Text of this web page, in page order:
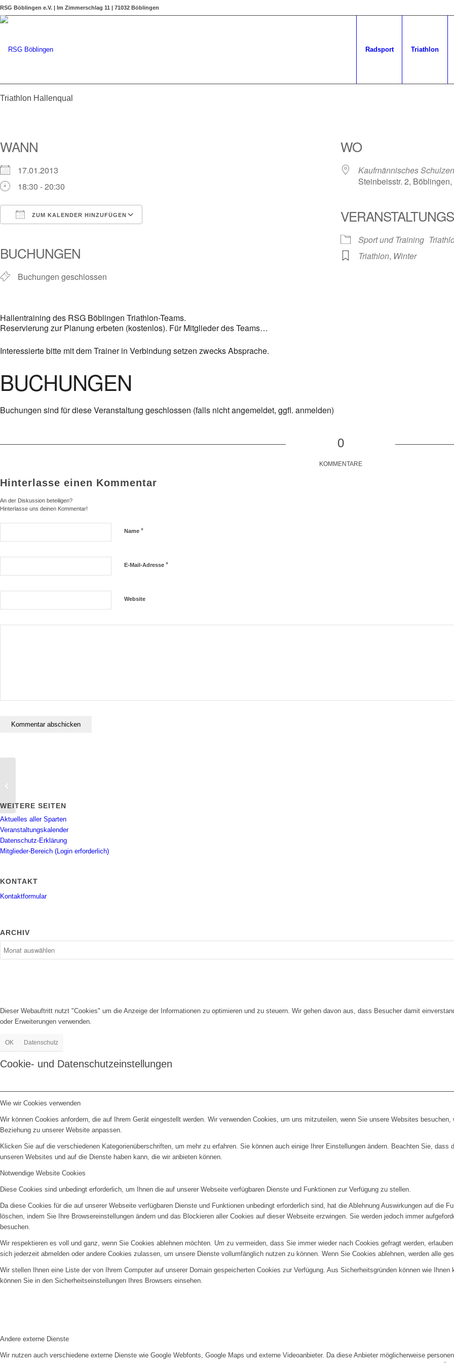
RSG Böblingen e.V. | Im Zimmerschlag 11 | 71032 Böblingen
Radsport Triathlon
Triathlon Hallenqual
WANN
17.01.2013
18:30 - 20:30
ZUM KALENDER HINZUFÜGEN
BUCHUNGEN
Buchungen geschlossen
WO
Kaufmännisches
Steinbeisstr. 2,
Sport und Training
Triathlon, Winter
Hallentraining des RSG Böblingen Triathlon-Teams.
Reservierung zur Planung erbeten (kostenlos). Für Mitglieder des Teams…
Interessierte bitte mit dem Trainer in Verbindung setzen zwecks Absprache.
BUCHUNGEN
Buchungen sind für diese Veranstaltung geschlossen (falls nicht angemeldet, ggfl. anmelden)
0
KOMMENTARE
Hinterlasse einen Kommentar
An der Diskussion beteiligen?
Hinterlasse uns deinen Kommentar!
Name *
E-Mail-Adresse *
Website
WEITERE SEITEN
Aktuelles aller Sparten
Veranstaltungskalender
Datenschutz-Erklärung
Mitglieder-Bereich (Login erforderlich)
KONTAKT
Kontaktformular
ARCHIV
Dieser Webauftritt nutzt "Cookies" um die Anzeige der Informationen zu optimieren und zu steuern. Wir gehen davon aus, dass Besucher damit
oder Erweiterungen verwenden.
OK Datenschutz
Cookie- und Datenschutzeinstellungen
Wie wir Cookies verwenden
Wir können Cookies anfordern, die auf Ihrem Gerät eingestellt werden. Wir verwenden Cookies, um uns mitzuteilen, wenn Sie unsere Websites
Beziehung zu unserer Website anpassen.
Klicken Sie auf die verschiedenen Kategorienüberschriften, um mehr zu erfahren. Sie können auch einige Ihrer Einstellungen ändern. Beachten Sie,
unseren Websites und auf die Dienste haben kann, die wir anbieten können.
Notwendige Website Cookies
Diese Cookies sind unbedingt erforderlich, um Ihnen die auf unserer Webseite verfügbaren Dienste und Funktionen zur Verfügung zu stellen.
Da diese Cookies für die auf unserer Webseite verfügbaren Dienste und Funktionen unbedingt erforderlich sind, hat die Ablehnung Auswirkungen auf die
löschen, indem Sie Ihre Browsereinstellungen ändern und das Blockieren aller Cookies auf dieser Webseite erzwingen. Sie werden jedoch immer
besuchen.
Wir respektieren es voll und ganz, wenn Sie Cookies ablehnen möchten. Um zu vermeiden, dass Sie immer wieder nach Cookies gefragt werden,
sich jederzeit abmelden oder andere Cookies zulassen, um unsere Dienste vollumfänglich nutzen zu können. Wenn Sie Cookies ablehnen, werden alle
Wir stellen Ihnen eine Liste der von Ihrem Computer auf unserer Domain gespeicherten Cookies zur Verfügung. Aus Sicherheitsgründen können wie
können Sie in den Sicherheitseinstellungen Ihres Browsers einsehen.
Andere externe Dienste
Wir nutzen auch verschiedene externe Dienste wie Google Webfonts, Google Maps und externe Videoanbieter. Da diese Anbieter möglicherweise